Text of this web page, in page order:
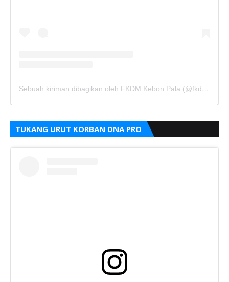
Sebuah kiriman dibagikan oleh FKDM Kebon Pala (@fkdm_kebonpala)
TUKANG URUT KORBAN DNA PRO